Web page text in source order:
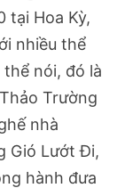
tại Hoa Kỳ,
nhiều thể
thể nói, đó là
Trường
nhà
Gió Lướt Đi,
hành đưa